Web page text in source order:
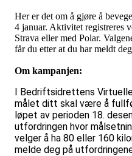
Her er det om å gjøre å
4 januar. Aktivitet registreres
Strava eller med Polar.
får du etter at du har meldt
Om kampanjen:
I Bedriftsidrettens
målet ditt skal være å
løpet av perioden 18.
utfordringen hvor
velger å ha 80 eller 160
melde deg på